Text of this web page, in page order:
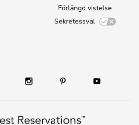
Förlängd vistelse
Sekretessval